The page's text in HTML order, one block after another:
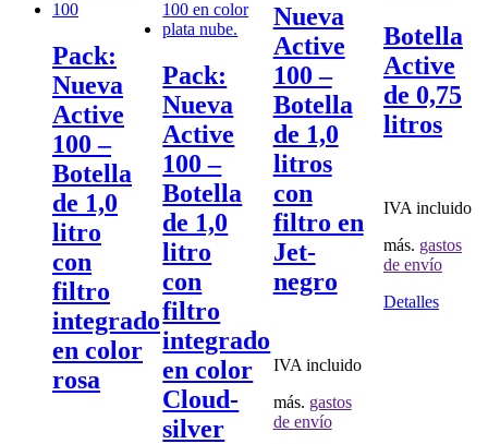
Pack:
Nueva
Active
100 –
Botella
de 1,0
litro
con
filtro
integrado
en color
rosa
Pack:
Nueva
Active
100 –
Botella
de 1,0
litro
con
filtro
integrado
en color
Cloud-
silver
Nueva
Active
100 –
Botella
de 1,0
litros
con
filtro en
Jet-
negro
IVA incluido
más. gastos
de envío
Botella
Active
de 0,75
litros
IVA incluido
más. gastos
de envío
DetallesEste